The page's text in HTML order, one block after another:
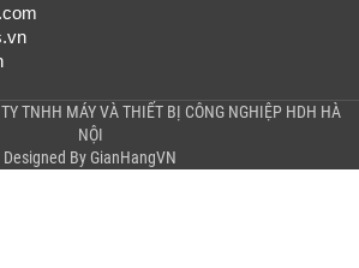
TNHH MÁY VÀ THIẾT BỊ CÔNG NGHIỆP HDH HÀ
NỘI
Designed By GianHangVN